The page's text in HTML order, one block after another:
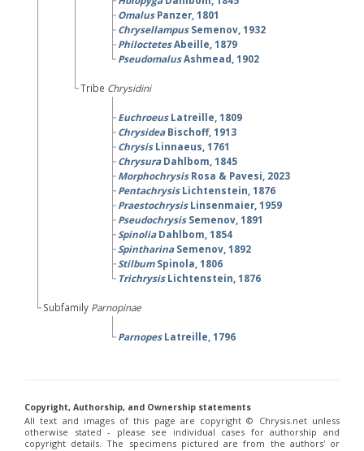
OmalusPanzer, 1801
ChrysellampusSemenov, 1932
PhiloctetesAbeille, 1879
PseudomalusAshmead, 1902
Tribe Chrysidini
EuchroeusLatreille, 1809
ChrysideaBischoff, 1913
ChrysisLinnaeus, 1761
ChrysuraDahlbom, 1845
MorphochrysisRosa & Pavesi, 2023
PentachrysisLichtenstein, 1876
PraestochrysisLinsenmaier, 1959
PseudochrysisSemenov, 1891
SpinoliaDahlbom, 1854
SpintharinaSemenov, 1892
StilbumSpinola, 1806
TrichrysisLichtenstein, 1876
Subfamily Parnopinae
ParnopesLatreille, 1796
Copyright, Authorship, and Ownership statements
All text and images of this page are copyright ©️ Chrysis.net unless
otherwise stated - please see individual cases for authorship and
copyright details. The specimens pictured are from the authors' or